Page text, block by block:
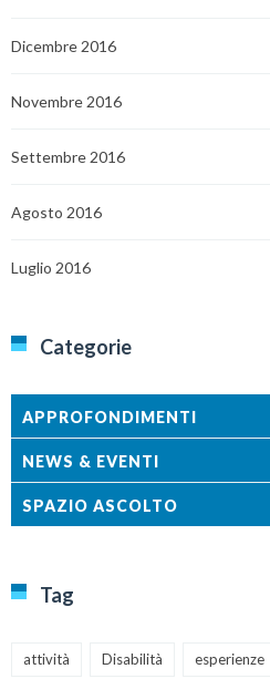
Dicembre 2016
Novembre 2016
Settembre 2016
Agosto 2016
Luglio 2016
Categorie
APPROFONDIMENTI
NEWS & EVENTI
SPAZIO ASCOLTO
Tag
attività Disabilità esperienze